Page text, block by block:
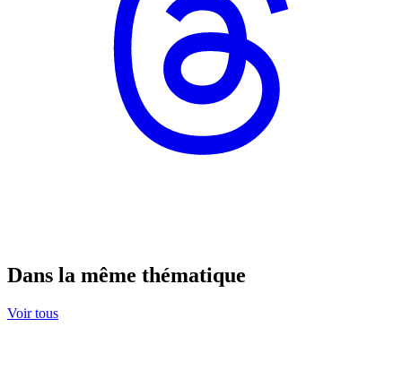
Dans la même thématique
Voir tous